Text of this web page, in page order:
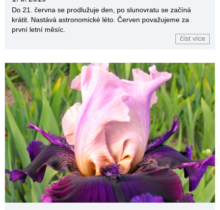
Do 21. června se prodlužuje den, po slunovratu se začíná
krátit. Nastává astronomické léto. Červen považujeme za
první letní měsíc.
číst více